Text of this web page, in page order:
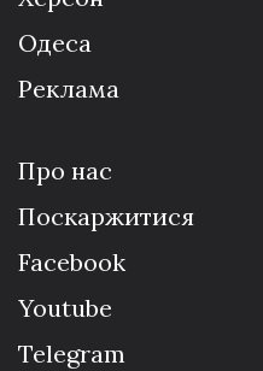
Одеса
Реклама
Про нас
Поскаржитися
Facebook
Youtube
Telegram